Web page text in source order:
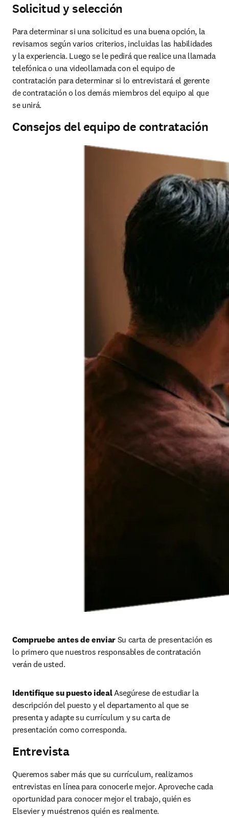
Solicitud y selección
Para determinar si una solicitud es una buena opción, la
revisamos según varios criterios, incluidas las habilidades
y la experiencia. Luego se le pedirá que realice una llamada
telefónica o una videollamada con el equipo de
contratación para determinar si lo entrevistará el gerente
de contratación o los demás miembros del equipo al que
se unirá.
Consejos del equipo de contratación
Compruebe antes de enviar Su carta de presentación es
lo primero que nuestros responsables de contratación
verán de usted.
Identifique su puesto ideal Asegúrese de estudiar la
descripción del puesto y el departamento al que se
presenta y adapte su currículum y su carta de
presentación como corresponda.
Entrevista
Queremos saber más que su currículum, realizamos
entrevistas en línea para conocerle mejor. Aproveche cada
oportunidad para conocer mejor el trabajo, quién es
Elsevier y muéstrenos quién es realmente.